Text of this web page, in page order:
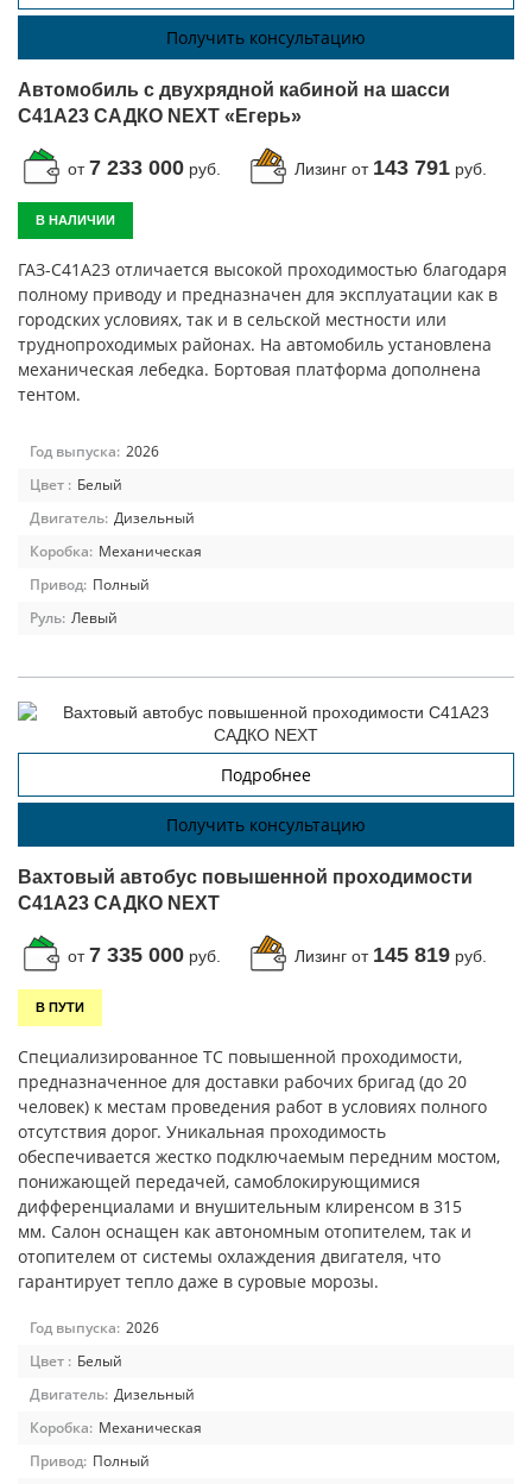
Получить консультацию
Автомобиль с двухрядной кабиной на шасси
C41A23 САДКО NEXT «Егерь»
от7 233 000 руб. Лизинг от 143 791 руб.
В НАЛИЧИИ
ГАЗ-C41A23 отличается высокой проходимостью благодаря
полному приводу и предназначен для эксплуатации как в
городских условиях, так и в сельской местности или
труднопроходимых районах. На автомобиль установлена
механическая лебедка. Бортовая платформа дополнена
тентом.
Год выпуска: 2026
Цвет : Белый
Двигатель: Дизельный
Коробка: Механическая
Привод: Полный
Руль: Левый
Подробнее
Получить консультацию
Вахтовый автобус повышенной проходимости
C41A23 САДКО NEXT
от7 335 000 руб. Лизинг от 145 819 руб.
В ПУТИ
Специализированное ТС повышенной проходимости,
предназначенное для доставки рабочих бригад (до 20
человек) к местам проведения работ в условиях полного
отсутствия дорог. Уникальная проходимость
обеспечивается жестко подключаемым передним мостом,
понижающей передачей, самоблокирующимися
дифференциалами и внушительным клиренсом в 315
мм. Салон оснащен как автономным отопителем, так и
отопителем от системы охлаждения двигателя, что
гарантирует тепло даже в суровые морозы.
Год выпуска: 2026
Цвет : Белый
Двигатель: Дизельный
Коробка: Механическая
Привод: Полный